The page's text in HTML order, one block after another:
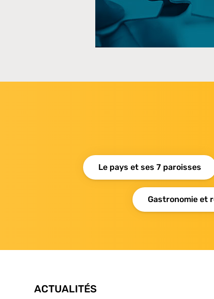
Le pays et ses 7 paroisses
Gastronomie et
ACTUALITÉS